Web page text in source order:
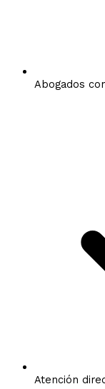
Abogados
Atención